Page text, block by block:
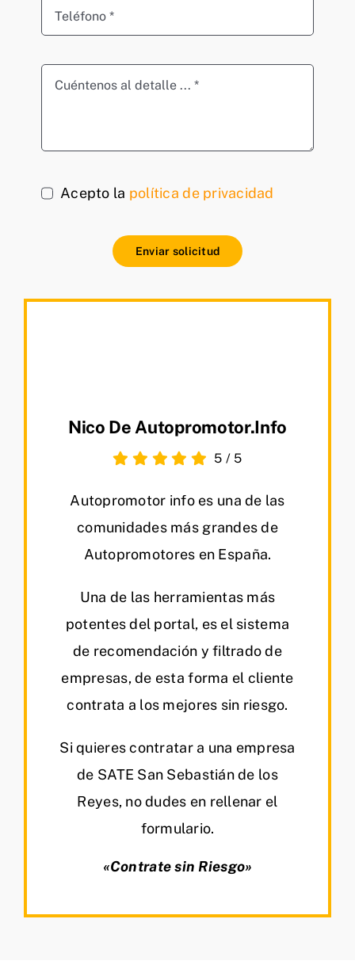
Acepto la política de privacidad
Enviar solicitud
Nico De Autopromotor.info
5 / 5
Autopromotor info es una de las
comunidades más grandes de
Autopromotores en España.
Una de las herramientas más
potentes del portal, es el sistema
de recomendación y filtrado de
empresas, de esta forma el cliente
contrata a los mejores sin riesgo.
Si quieres contratar a una empresa
de SATE San Sebastián de los
Reyes, no dudes en rellenar el
formulario.
«Contrate sin Riesgo»